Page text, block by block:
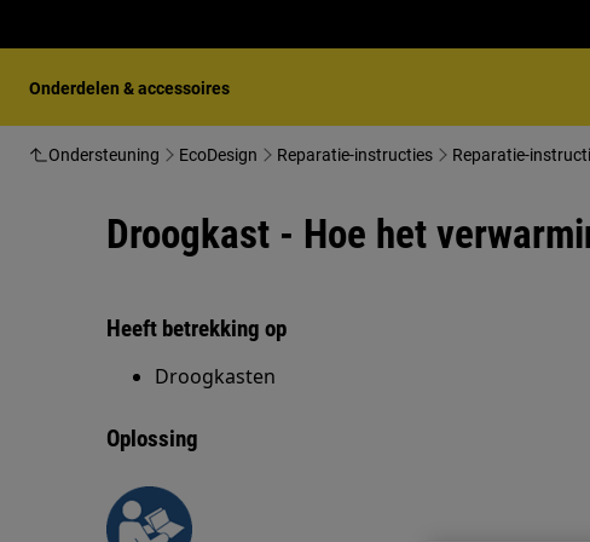
Onderdelen & accessoires
Ondersteuning EcoDesign Reparatie-instructies Reparatie-
Droogkast - Hoe het
Heeft betrekking op
Droogkasten
Oplossing